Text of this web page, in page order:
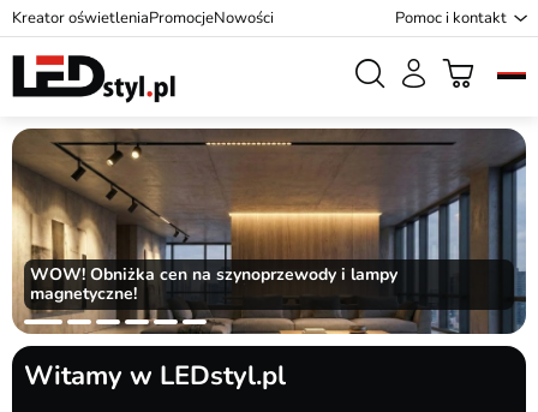
Kreator oświetleniaPromocjeNowości Pomoc i kontakt
WOW! Obniżka cen na szynoprzewody i lampy
magnetyczne!
Witamy w LEDstyl.pl